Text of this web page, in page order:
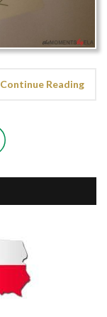
Continue Reading